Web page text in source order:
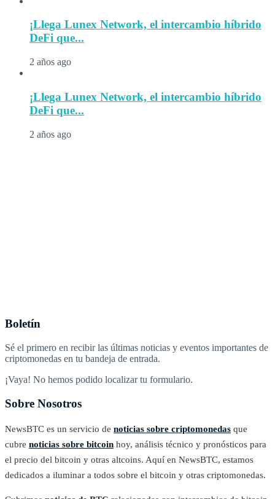
¡Llega Lunex Network, el intercambio híbrido
DeFi que...
2 años ago
¡Llega Lunex Network, el intercambio híbrido
DeFi que...
2 años ago
Boletín
Sé el primero en recibir las últimas noticias y eventos importantes de
criptomonedas en tu bandeja de entrada.
¡Vaya! No hemos podido localizar tu formulario.
Sobre Nosotros
NewsBTC es un servicio de noticias sobre criptomonedas que
cubre noticias sobre bitcoin hoy, análisis técnico y pronósticos para
el precio del bitcoin y otras altcoins. Aquí en NewsBTC, estamos
dedicados a iluminar a todos sobre el bitcoin y otras criptomonedas.